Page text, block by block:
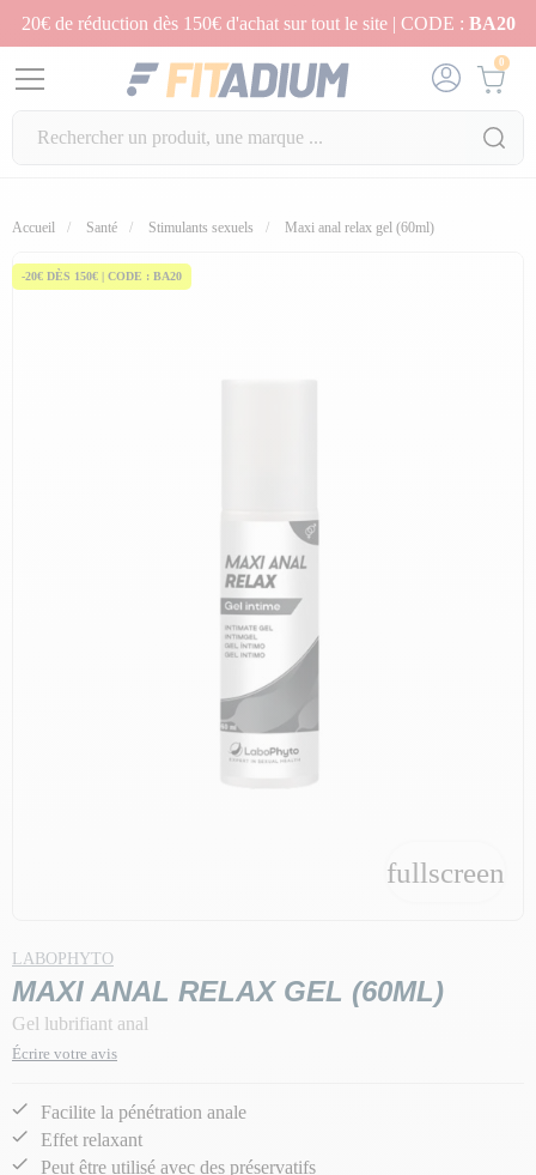
20€ de réduction dès 150€ d'achat sur tout le site | CODE : BA20
0
Accueil Santé Stimulants sexuels Maxi anal relax gel (60ml)
-20€ DÈS 150€ | CODE : BA20
fullscreen
LABOPHYTO
MAXI ANAL RELAX GEL (60ML)
Gel lubrifiant anal
Écrire votre avis
Facilite la pénétration anale
Effet relaxant
Peut être utilisé avec des préservatifs